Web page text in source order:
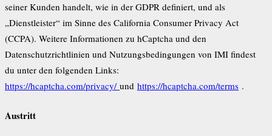
seiner Kunden handelt, wie in der GDPR definiert, und als
„Dienstleister“ im Sinne des California Consumer Privacy Act
(CCPA). Weitere Informationen zu hCaptcha und den
Datenschutzrichtlinien und Nutzungsbedingungen von IMI findest
du unter den folgenden Links:
https://hcaptcha.com/privacy/ und https://hcaptcha.com/terms .
Austritt